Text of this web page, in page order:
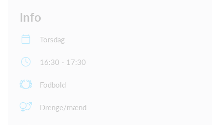
Info
Torsdag
16:30 - 17:30
Fodbold
Drenge/mænd